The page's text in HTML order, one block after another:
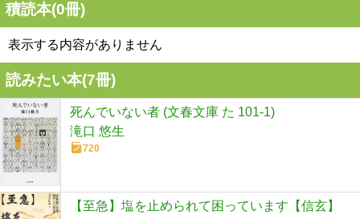
積読本(0冊)
表示する内容がありません
読みたい本(7冊)
死んでいない者 (文春文庫 た 101-1)
滝口 悠生
720
【至急】塩を止められて困っています【信玄】